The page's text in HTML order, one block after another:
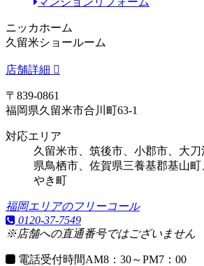
ニッカホーム
久留米ショールーム
店舗詳細
〒839-0861
福岡県久留米市合川町63-1
対応エリア
久留米市、筑後市、小郡市、大
県鳥栖市、佐賀県三養基郡基山
やき町
福岡エリアのフリーコール
0120-37-7549
※店舗への直通番号ではございません
電話受付時間AM8：30～PM7：00